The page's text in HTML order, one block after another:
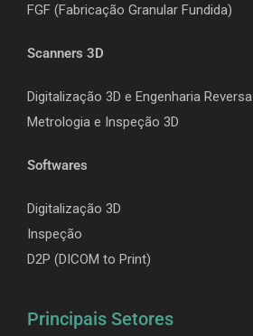
FGF (Fabricação Granular Fundida)
Scanners 3D
Digitalização 3D e Engenharia Reversa
Metrologia e Inspeção 3D
Softwares
Digitalização 3D
Inspeção
D2P (DICOM to Print)
Principais Setores